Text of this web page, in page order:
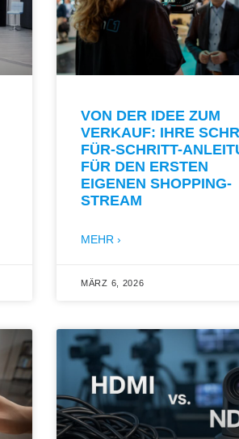
VON DER IDEE ZUM
VERKAUF: IHRE
FÜR-SCHRITT-
FÜR DEN ERSTEN
EIGENEN SHOPPING-
STREAM
MEHR ›
MÄRZ 6, 2026